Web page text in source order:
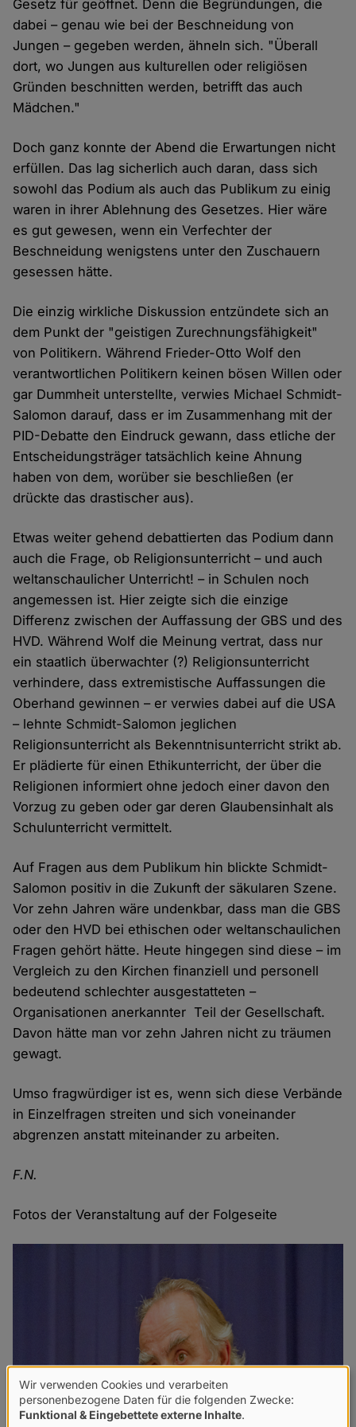
Gesetz für geöffnet. Denn die Begründungen, die
dabei – genau wie bei der Beschneidung von
Jungen – gegeben werden, ähneln sich. "Überall
dort, wo Jungen aus kulturellen oder religiösen
Gründen beschnitten werden, betrifft das auch
Mädchen."
Doch ganz konnte der Abend die Erwartungen nicht
erfüllen. Das lag sicherlich auch daran, dass sich
sowohl das Podium als auch das Publikum zu einig
waren in ihrer Ablehnung des Gesetzes. Hier wäre
es gut gewesen, wenn ein Verfechter der
Beschneidung wenigstens unter den Zuschauern
gesessen hätte.
Die einzig wirkliche Diskussion entzündete sich an
dem Punkt der "geistigen Zurechnungsfähigkeit"
von Politikern. Während Frieder-Otto Wolf den
verantwortlichen Politikern keinen bösen Willen oder
gar Dummheit unterstellte, verwies Michael Schmidt-
Salomon darauf, dass er im Zusammenhang mit der
PID-Debatte den Eindruck gewann, dass etliche der
Entscheidungsträger tatsächlich keine Ahnung
haben von dem, worüber sie beschließen (er
drückte das drastischer aus).
Etwas weiter gehend debattierten das Podium dann
auch die Frage, ob Religionsunterricht – und auch
weltanschaulicher Unterricht! – in Schulen noch
angemessen ist. Hier zeigte sich die einzige
Differenz zwischen der Auffassung der GBS und des
HVD. Während Wolf die Meinung vertrat, dass nur
ein staatlich überwachter (?) Religionsunterricht
verhindere, dass extremistische Auffassungen die
Oberhand gewinnen – er verwies dabei auf die USA
– lehnte Schmidt-Salomon jeglichen
Religionsunterricht als Bekenntnisunterricht strikt ab.
Er plädierte für einen Ethikunterricht, der über die
Religionen informiert ohne jedoch einer davon den
Vorzug zu geben oder gar deren Glaubensinhalt als
Schulunterricht vermittelt.
Auf Fragen aus dem Publikum hin blickte Schmidt-
Salomon positiv in die Zukunft der säkularen Szene.
Vor zehn Jahren wäre undenkbar, dass man die GBS
oder den HVD bei ethischen oder weltanschaulichen
Fragen gehört hätte. Heute hingegen sind diese – im
Vergleich zu den Kirchen finanziell und personell
bedeutend schlechter ausgestatteten –
Organisationen anerkannter Teil der Gesellschaft.
Davon hätte man vor zehn Jahren nicht zu träumen
gewagt.
Umso fragwürdiger ist es, wenn sich diese Verbände
in Einzelfragen streiten und sich voneinander
abgrenzen anstatt miteinander zu arbeiten.
F.N.
Fotos der Veranstaltung auf der Folgeseite
Verwendung
von
Wir verwenden Cookies und verarbeiten
personenbezogene Daten für die folgenden Zwecke:
Funktional & Eingebettete externe Inhalte.